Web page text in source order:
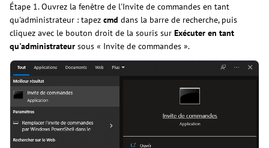
Étape 1. Ouvrez la fenêtre de l'Invite de commandes en tant
qu'administrateur : tapez cmd dans la barre de recherche, puis
cliquez avec le bouton droit de la souris sur Exécuter en tant
qu'administrateur sous « Invite de commandes ».